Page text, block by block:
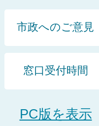
市政へのご意見
窓口受付時間
PC版を表示